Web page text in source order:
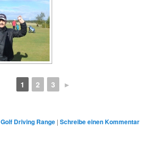
1 2 3 ►
Golf Driving Range |Schreibe einen Kommentar